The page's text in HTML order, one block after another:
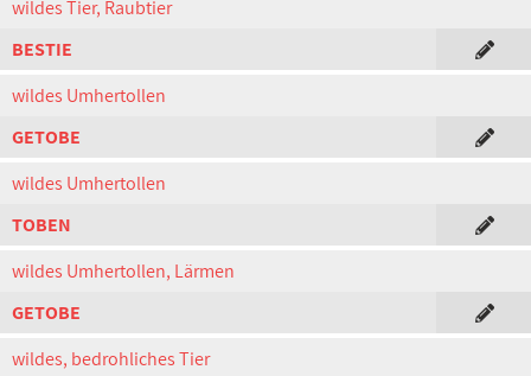
wildes Tier, Raubtier
BESTIE
wildes Umhertollen
GETOBE
wildes Umhertollen
TOBEN
wildes Umhertollen, Lärmen
GETOBE
wildes, bedrohliches Tier